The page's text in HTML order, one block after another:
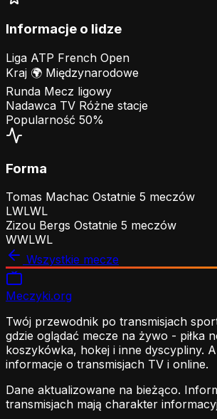
Informacje o lidze
Liga ATP French Open
Kraj 🌍 Międzynarodowe
Runda Mecz ligowy
Nadawca TV Różne stacje
Popularność 50%
Forma
Tomas Machac Ostatnie 5 meczów
LWLWL
Zizou Bergs Ostatnie 5 meczów
WWLWL
Wszystkie mecze
Meczyki.org
Twój przewodnik po transmisjach
gdzie oglądać mecze na żywo - piłka
koszykówka, hokej i inne dyscypliny.
informacje o transmisjach TV i online.
Dane aktualizowane na bieżąco.
transmisjach mają charakter